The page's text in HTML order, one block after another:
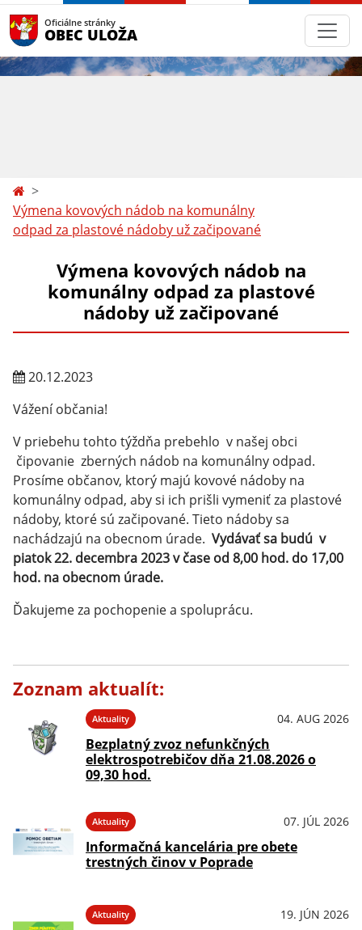
Oficiálne stránky
OBEC ULOŽA
Výmena kovových nádob na komunálny
odpad za plastové nádoby už začipované
Výmena kovových nádob na
komunálny odpad za plastové
nádoby už začipované
20.12.2023
Vážení občania!
V priebehu tohto týždňa prebehlo v našej obci
čipovanie zberných nádob na komunálny odpad.
Prosíme občanov, ktorý majú kovové nádoby na
komunálny odpad, aby si ich prišli vymeniť za plastové
nádoby, ktoré sú začipované. Tieto nádoby sa
nachádzajú na obecnom úrade. Vydávať sa budú v
piatok 22. decembra 2023 v čase od 8,00 hod. do 17,00
hod. na obecnom úrade.
Ďakujeme za pochopenie a spoluprácu.
Zoznam aktualít:
Aktuality 04. AUG 2026
Bezplatný zvoz nefunkčných
elektrospotrebičov dňa 21.08.2026 o
09,30 hod.
Aktuality 07. JÚL 2026
Informačná kancelária pre obete
trestných činov v Poprade
Aktuality 19. JÚN 2026